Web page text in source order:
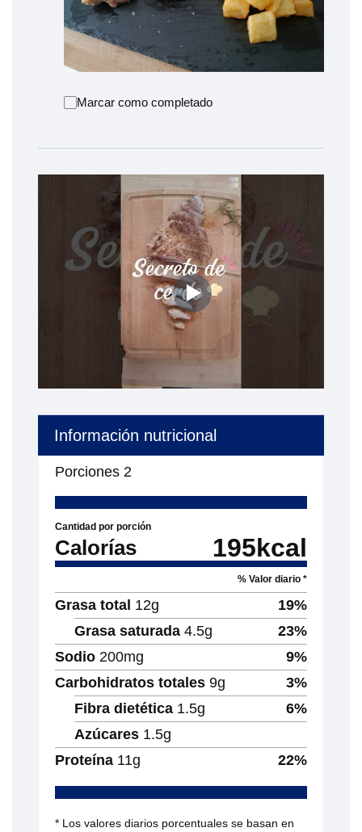
Marcar como completado
Información nutricional
Porciones 2
Cantidad por porción
Calorías 195kcal
% Valor diario *
Grasa total 12g 19%
Grasa saturada 4.5g 23%
Sodio 200mg 9%
Carbohidratos totales 9g 3%
Fibra dietética 1.5g 6%
Azúcares 1.5g
Proteína 11g 22%
* Los valores diarios porcentuales se basan en